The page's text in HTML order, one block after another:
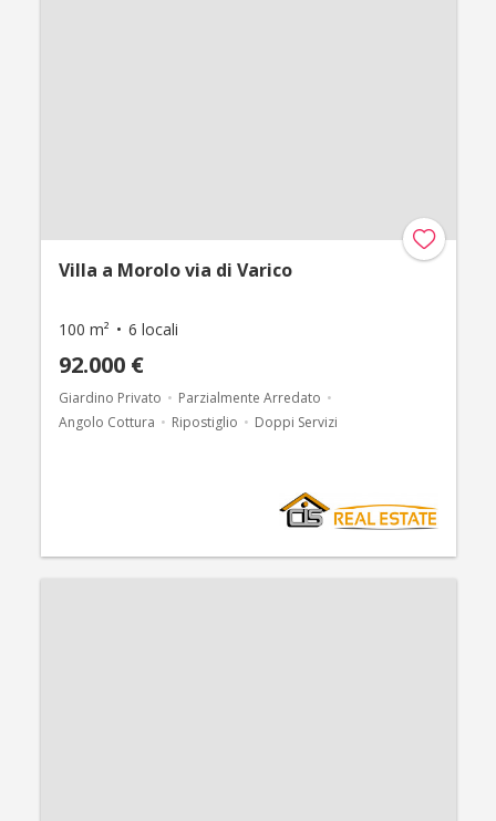
Villa a Morolo via di Varico
100 m² 6 locali
92.000 €
Giardino Privato
Parzialmente Arredato
Angolo Cottura
Ripostiglio Doppi Servizi